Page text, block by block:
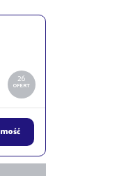
26
OFERT